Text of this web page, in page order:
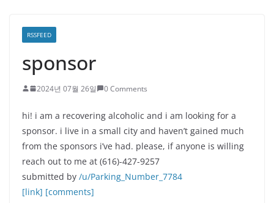
RSSFEED
sponsor
2024년 07월 26일 0 Comments
hi! i am a recovering alcoholic and i am looking for a
sponsor. i live in a small city and haven’t gained much
from the sponsors i’ve had. please, if anyone is willing
reach out to me at (616)-427-9257
submitted by /u/Parking_Number_7784
[link] [comments]